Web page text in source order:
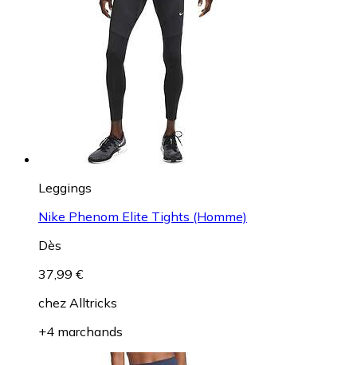
Leggings
Nike Phenom Elite Tights (Homme)
Dès
37,99 €
chez Alltricks
+4 marchands